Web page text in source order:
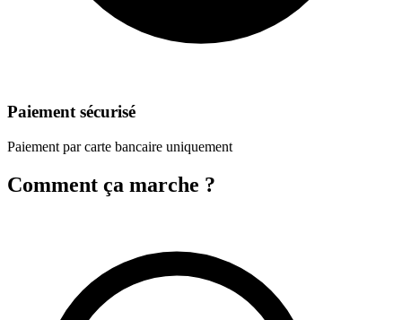
Paiement sécurisé
Paiement par carte bancaire uniquement
Comment ça marche ?